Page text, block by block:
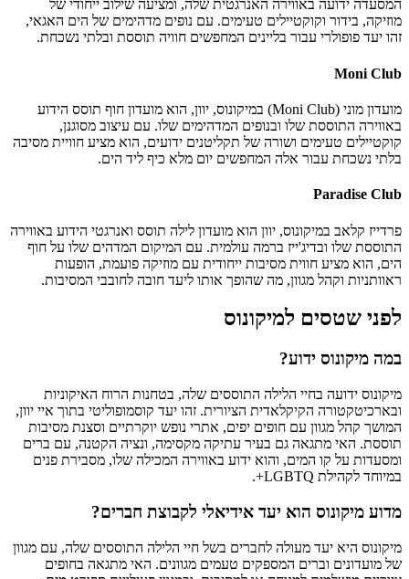
המסעדה ידועה באווירה האנרגטית שלה, ומציעה שילוב ייחודי של
מוזיקה, בידור וקוקטיילים טעימים. עם נופים מדהימים של הים האגאי,
זהו יעד פופולרי עבור בליינים המחפשים חוויה תוססת ובלתי נשכחת.
Moni Club
מועדון מוני (Moni Club) במיקונוס, יוון, הוא מועדון חוף תוסס הידוע
באווירה התוססת שלו ובנופים המדהימים שלו. עם עיצוב מסוגנן,
קוקטיילים טעימים ושורה של תקליטנים ידועים, הוא מציע חוויית מסיבה
בלתי נשכחת עבור אלה המחפשים יום מלא כיף ליד הים.
Paradise Club
פרדייז קלאב במיקונוס, יוון הוא מועדון לילה תוסס ואנרגטי הידוע באווירה
התוססת שלו ובדיג'ייז ברמה עולמית. עם המיקום המדהים שלו על חוף
הים, הוא מציע חווית מסיבות ייחודית עם מוזיקה פועמת, הופעות
ראוותניות וקהל מגוון, מה שהופך אותו ליעד חובה לחובבי המסיבות.
לפני שטסים למיקונוס
במה מיקונוס ידוע?
מיקונוס ידועה בחיי הלילה התוססים שלה, בטחנות הרוח האיקוניות
ובארכיטקטורה הקיקלאדית הציורית. זהו יעד קוסמופוליטי בתוך איי יוון,
המושך קהל מגוון עם חופים יפים, אתרי נופש יוקרתיים וסצנת מסיבות
תוססת. האי מתגאה גם בעיר עתיקה מקסימה, ונציה הקטנה, עם ברים
ומסעדות על קו המים, והוא ידוע באווירה המכילה שלו, מסבירת פנים
במיוחד לקהילת LGBTQ+.
מדוע מיקונוס הוא יעד אידיאלי לקבוצת חברים?
מיקונוס היא יעד מעולה לחברים בשל חיי הלילה התוססים שלה, עם מגוון
של מועדונים וברים המספקים טעמים מגוונים. האי מתגאה בחופים